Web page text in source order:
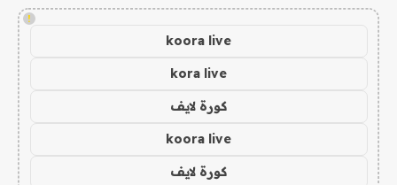
!
koora live
kora live
كورة لايف
koora live
كورة لايف